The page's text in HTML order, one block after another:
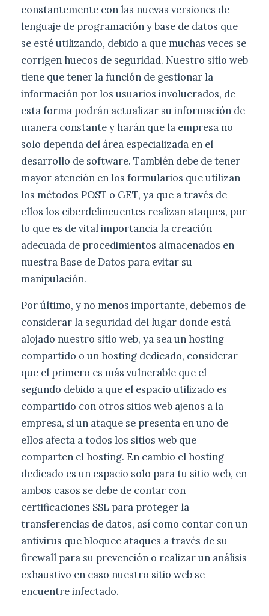
constantemente con las nuevas versiones de
lenguaje de programación y base de datos que
se esté utilizando, debido a que muchas veces se
corrigen huecos de seguridad. Nuestro sitio web
tiene que tener la función de gestionar la
información por los usuarios involucrados, de
esta forma podrán actualizar su información de
manera constante y harán que la empresa no
solo dependa del área especializada en el
desarrollo de software. También debe de tener
mayor atención en los formularios que utilizan
los métodos POST o GET, ya que a través de
ellos los ciberdelincuentes realizan ataques, por
lo que es de vital importancia la creación
adecuada de procedimientos almacenados en
nuestra Base de Datos para evitar su
manipulación.
Por último, y no menos importante, debemos de
considerar la seguridad del lugar donde está
alojado nuestro sitio web, ya sea un hosting
compartido o un hosting dedicado, considerar
que el primero es más vulnerable que el
segundo debido a que el espacio utilizado es
compartido con otros sitios web ajenos a la
empresa, si un ataque se presenta en uno de
ellos afecta a todos los sitios web que
comparten el hosting. En cambio el hosting
dedicado es un espacio solo para tu sitio web, en
ambos casos se debe de contar con
certificaciones SSL para proteger la
transferencias de datos, así como contar con un
antivirus que bloquee ataques a través de su
firewall para su prevención o realizar un análisis
exhaustivo en caso nuestro sitio web se
encuentre infectado.